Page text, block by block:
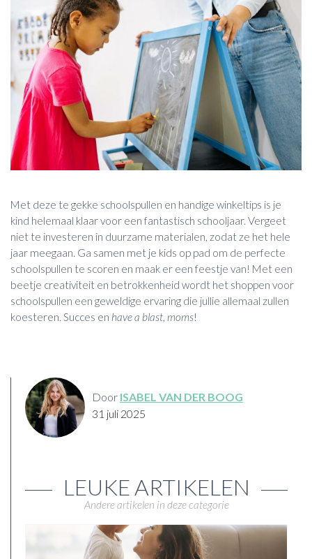
Met deze te gekke schoolspullen en handige winkeltips is je
kind helemaal klaar voor een fantastisch schooljaar. Vergeet
niet te investeren in duurzame materialen, zodat ze het hele
jaar meegaan. Ga samen met je kids op pad om de perfecte
schoolspullen te scoren en maak er een feestje van! Met een
beetje creativiteit en betrokkenheid wordt het shoppen voor
schoolspullen een geweldige ervaring die jullie allemaal zullen
koesteren. Succes en have a blast, moms!
Door ISABEL VAN DER BOOG
31 juli 2025
LEUKE ARTIKELEN
Andere artikelen in deze categorie